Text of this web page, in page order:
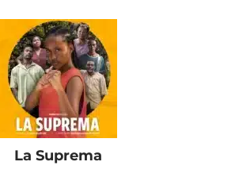
La Suprema